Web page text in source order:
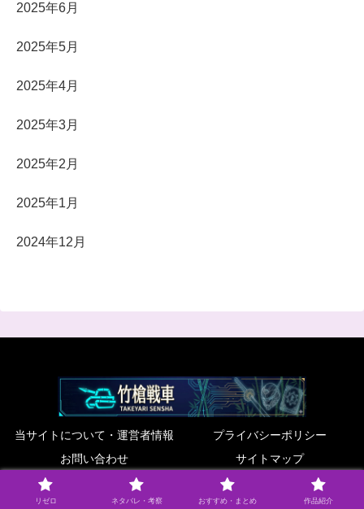
2025年6月
2025年5月
2025年4月
2025年3月
2025年2月
2025年1月
2024年12月
当サイトについて・運営者情報
プライバシーポリシー
お問い合わせ
サイトマップ
© 2022 竹槍戦車.
リゼロ ネタバレ・考察 おすすめ・まとめ 作品紹介